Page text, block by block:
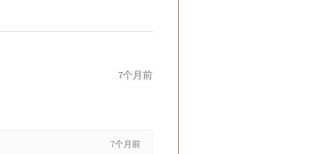
7个月前
7个月前